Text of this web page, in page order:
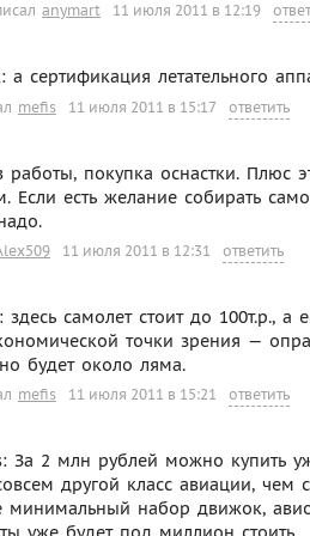
anymart 11 июля 2011 в 12:19
а сертификация летательного
mefis 11 июля 2011 в 15:17 ответить
работы, покупка оснастки. Плюс
Если есть желание собирать
11 июля 2011 в 12:31 ответить
здесь самолет стоит до 100т.р.,
точки зрения —
будет около ляма.
mefis 11 июля 2011 в 15:21 ответить
За 2 млн рублей можно купить
другой класс авиации, чем
минимальный набор движок,